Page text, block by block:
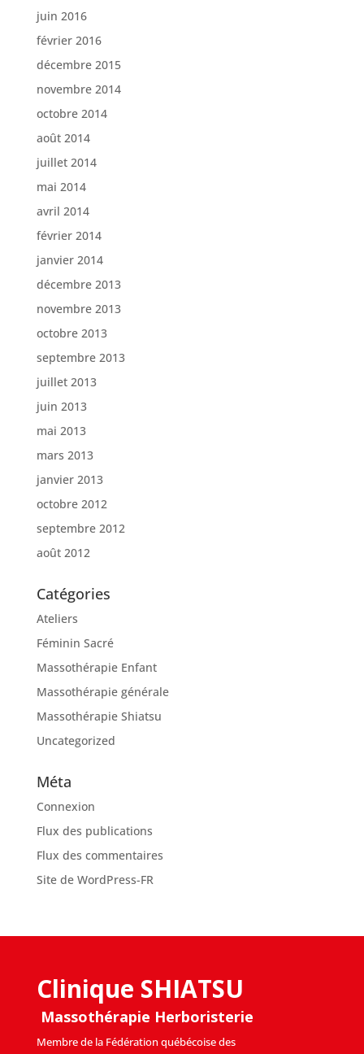
juin 2016
février 2016
décembre 2015
novembre 2014
octobre 2014
août 2014
juillet 2014
mai 2014
avril 2014
février 2014
janvier 2014
décembre 2013
novembre 2013
octobre 2013
septembre 2013
juillet 2013
juin 2013
mai 2013
mars 2013
janvier 2013
octobre 2012
septembre 2012
août 2012
Catégories
Ateliers
Féminin Sacré
Massothérapie Enfant
Massothérapie générale
Massothérapie Shiatsu
Uncategorized
Méta
Connexion
Flux des publications
Flux des commentaires
Site de WordPress-FR
Clinique SHIATSU
Massothérapie Herboristerie
Membre de la Fédération québécoise des